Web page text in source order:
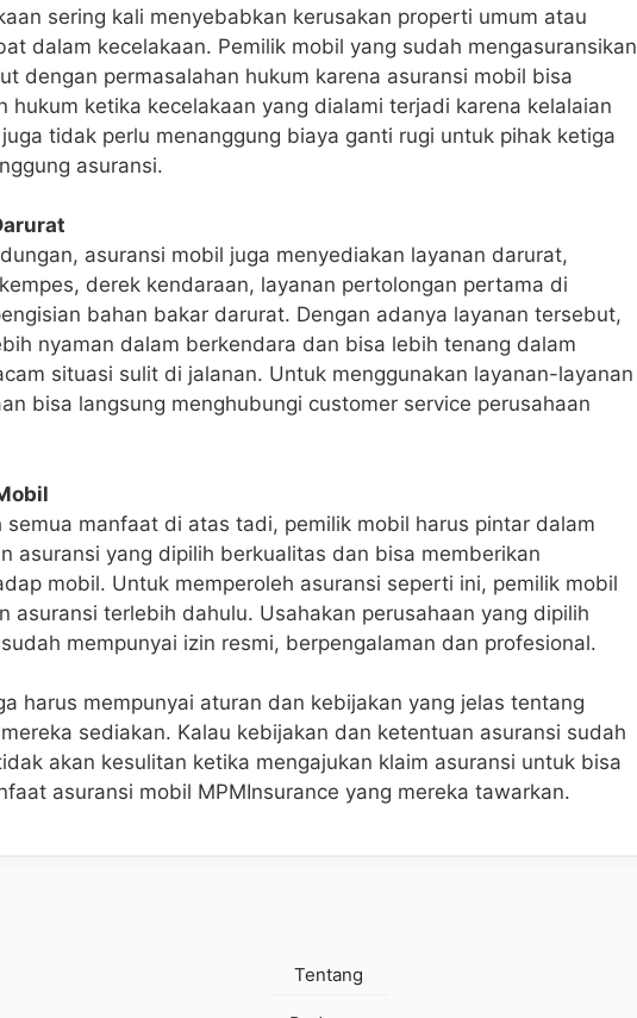
sering kali menyebabkan kerusakan properti umum atau
dalam kecelakaan. Pemilik mobil yang sudah mengasuransikan
dengan permasalahan hukum karena asuransi mobil bisa
hukum ketika kecelakaan yang dialami terjadi karena kelalaian
tidak perlu menanggung biaya ganti rugi untuk pihak ketiga
asuransi.
asuransi mobil juga menyediakan layanan darurat,
derek kendaraan, layanan pertolongan pertama di
bahan bakar darurat. Dengan adanya layanan tersebut,
nyaman dalam berkendara dan bisa lebih tenang dalam
situasi sulit di jalanan. Untuk menggunakan layanan-layanan
bisa langsung menghubungi customer service perusahaan
manfaat di atas tadi, pemilik mobil harus pintar dalam
asuransi yang dipilih berkualitas dan bisa memberikan
mobil. Untuk memperoleh asuransi seperti ini, pemilik mobil
asuransi terlebih dahulu. Usahakan perusahaan yang dipilih
mempunyai izin resmi, berpengalaman dan profesional.
harus mempunyai aturan dan kebijakan yang jelas tentang
sediakan. Kalau kebijakan dan ketentuan asuransi sudah
akan kesulitan ketika mengajukan klaim asuransi untuk bisa
asuransi mobil MPMInsurance yang mereka tawarkan.
Tentang